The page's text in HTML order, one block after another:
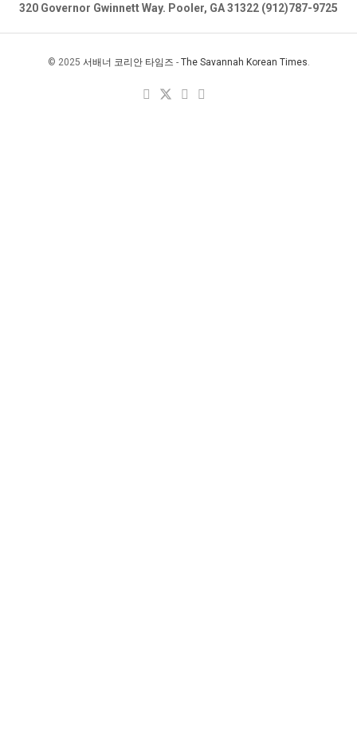
320 Governor Gwinnett Way. Pooler, GA 31322 (912)787-9725
© 2025 서배너 코리안 타임즈 - The Savannah Korean Times